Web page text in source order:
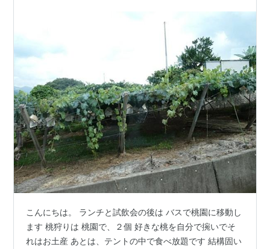
こんにちは。 ランチと試飲会の後は バスで桃園に移動し
ます 桃狩りは 桃園で、２個 好きな桃を自分で捥いでそ
れはお土産 あとは、テントの中で食べ放題です 結構固い